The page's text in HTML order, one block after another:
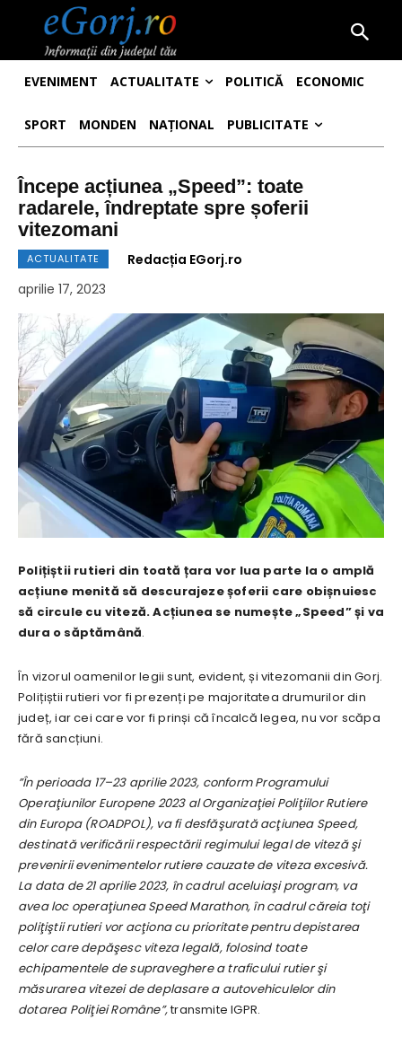
EVENIMENT ACTUALITATE POLITICĂ ECONOMIC
SPORT MONDEN NAȚIONAL PUBLICITATE
Începe acțiunea „Speed”: toate
radarele, îndreptate spre șoferii
vitezomani
ACTUALITATE
Redacția EGorj.ro
aprilie 17, 2023
Polițiștii rutieri din toată țara vor lua parte la o amplă
acțiune menită să descurajeze șoferii care obișnuiesc
să circule cu viteză. Acțiunea se numește „Speed” și va
dura o săptămână.
În vizorul oamenilor legii sunt, evident, și vitezomanii din Gorj.
Polițiștii rutieri vor fi prezenți pe majoritatea drumurilor din
județ, iar cei care vor fi prinși că încalcă legea, nu vor scăpa
fără sancțiuni.
”În perioada 17–23 aprilie 2023, conform Programului
Operaţiunilor Europene 2023 al Organizaţiei Poliţiilor Rutiere
din Europa (ROADPOL), va fi desfăşurată acţiunea Speed,
destinată verificării respectării regimului legal de viteză şi
prevenirii evenimentelor rutiere cauzate de viteza excesivă.
La data de 21 aprilie 2023, în cadrul aceluiaşi program, va
avea loc operaţiunea Speed Marathon, în cadrul căreia toţi
poliţiştii rutieri vor acţiona cu prioritate pentru depistarea
celor care depăşesc viteza legală, folosind toate
echipamentele de supraveghere a traficului rutier şi
măsurarea vitezei de deplasare a autovehiculelor din
dotarea Poliţiei Române”,transmite IGPR.